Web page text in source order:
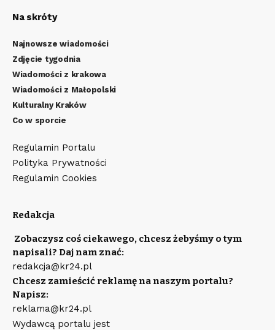
Na skróty
Najnowsze wiadomości
Zdjęcie tygodnia
Wiadomości z krakowa
Wiadomości z Małopolski
Kulturalny Kraków
Co w sporcie
Regulamin Portalu
Polityka Prywatności
Regulamin Cookies
Redakcja
Zobaczysz coś ciekawego, chcesz żebyśmy o tym
napisali? Daj nam znać:
redakcja@kr24.pl
Chcesz zamieścić reklamę na naszym portalu?
Napisz:
reklama@kr24.pl
Wydawcą portalu jest